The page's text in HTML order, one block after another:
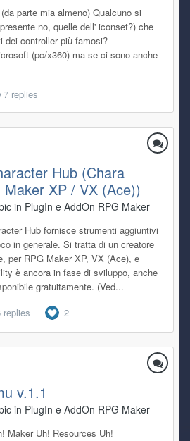
parte mia almeno) Qualcuno si
no, quelle dell' iconset?) che
dei controller più famosi?
(pc/x360) ma se ci sono anche
7 replies
Hub (Chara
XP / VX (Ace))
in PlugIn e AddOn RPG Maker
Hub fornisce strumenti aggiuntivi
in generale. Si tratta di un creatore
per RPG Maker XP, VX (Ace), e
è ancora in fase di sviluppo, anche
gratuitamente. (Ved...
replies 2
v.1.1
in PlugIn e AddOn RPG Maker
Maker Uh! Resources Uh!